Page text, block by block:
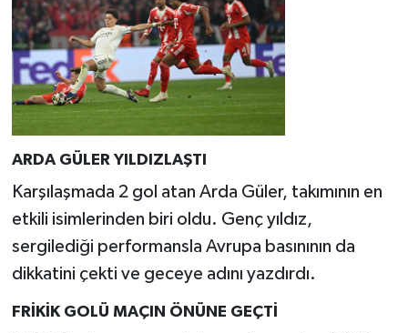
ARDA GÜLER YILDIZLAŞTI
Karşılaşmada 2 gol atan Arda Güler, takımının en
etkili isimlerinden biri oldu. Genç yıldız,
sergilediği performansla Avrupa basınının da
dikkatini çekti ve geceye adını yazdırdı.
FRİKİK GOLÜ MAÇIN ÖNÜNE GEÇTİ